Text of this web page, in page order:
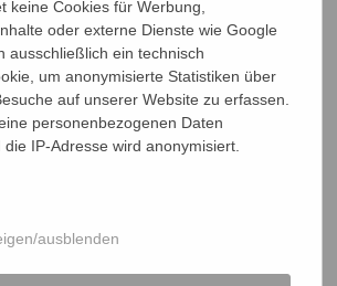
Spende kommt an.
PROJEKTE ANSEHEN
JETZT SPENDEN
Sichere SSL-Verbindung
keine Cookies für Werbung,
oder externe Dienste wie Google
ausschließlich ein technisch
um anonymisierte Statistiken über
auf unserer Website zu erfassen.
personenbezogenen Daten
IP-Adresse wird anonymisiert.
ausblenden